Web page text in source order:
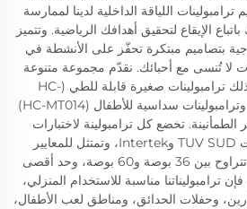
اللياقة الداخلية لدينا لممارسة
الإيقاع لتحقيق أهدافك الرياضية. وتتميز
بتصاميم مبتكرة تحفّز على الأنشطة في
لا تُنسى مع أحبائك. نقدّم مجموعة متنوعة
من الموديلات، بما في ذلك ترامبولينات صغيرة قابلة للطي (HC-
MT026A) سهلة التخزين، وترامبولينات سداسية للأطفال (HC-MT014)
تخضع كل ترامبولينة لاختبارات
صارمة، وتحظى بشهادات TUV SUD وIntertek، وتمتثل للمعايير
العالمية للسلامة. وبأحجام تتراوح بين 36 بوصة و60 بوصة، وحد أقصى
إلى 120 كجم، فإن ترامبوليناتنا مناسبة للاستخدام المنزلي،
وحفلات الحدائق، ومناطق لعب الأطفال،